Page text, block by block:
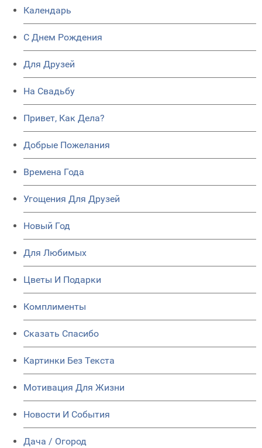
Календарь
C Днем Рождения
Для Друзей
На Свадьбу
Привет, Как Дела?
Добрые Пожелания
Времена Года
Угощения Для Друзей
Новый Год
Для Любимых
Цветы И Подарки
Комплименты
Сказать Спасибо
Картинки Без Текста
Мотивация Для Жизни
Новости И События
Дача / Огород